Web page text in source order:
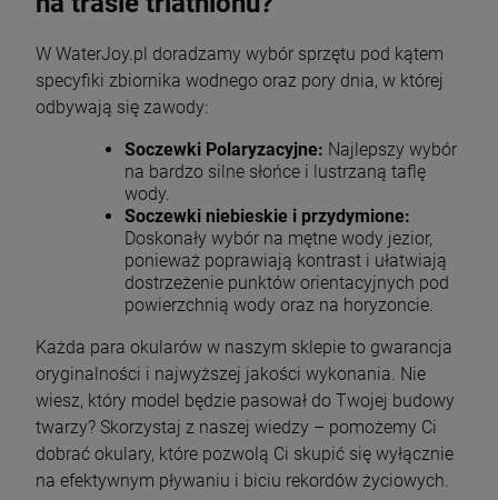
W WaterJoy.pl doradzamy wybór sprzętu pod kątem
specyfiki zbiornika wodnego oraz pory dnia, w której
odbywają się zawody:
Soczewki Polaryzacyjne: Najlepszy wybór
na bardzo silne słońce i lustrzaną taflę
wody.
Soczewki niebieskie i przydymione:
Doskonały wybór na mętne wody jezior,
ponieważ poprawiają kontrast i ułatwiają
dostrzeżenie punktów orientacyjnych pod
powierzchnią wody oraz na horyzoncie.
Każda para okularów w naszym sklepie to gwarancja
oryginalności i najwyższej jakości wykonania. Nie
wiesz, który model będzie pasował do Twojej budowy
twarzy? Skorzystaj z naszej wiedzy – pomożemy Ci
dobrać okulary, które pozwolą Ci skupić się wyłącznie
na efektywnym pływaniu i biciu rekordów życiowych.